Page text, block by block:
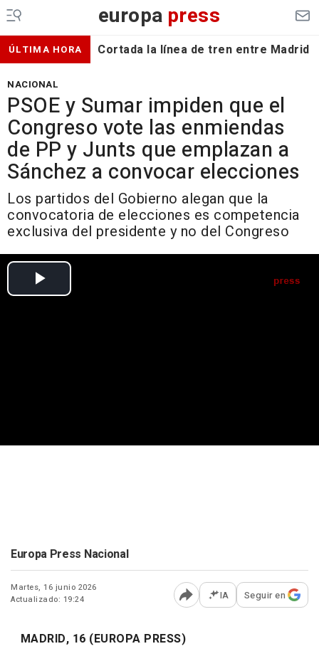
europa press
ÚLTIMA HORA Cortada la línea de tren entre Madrid
NACIONAL
PSOE y Sumar impiden que el
Congreso vote las enmiendas
de PP y Junts que emplazan a
Sánchez a convocar elecciones
Los partidos del Gobierno alegan que la
convocatoria de elecciones es competencia
exclusiva del presidente y no del Congreso
Europa Press Nacional
Martes, 16 junio 2026
Actualizado: 19:24
Abrir opciones para
IA Seguir en
MADRID, 16 (EUROPA PRESS)